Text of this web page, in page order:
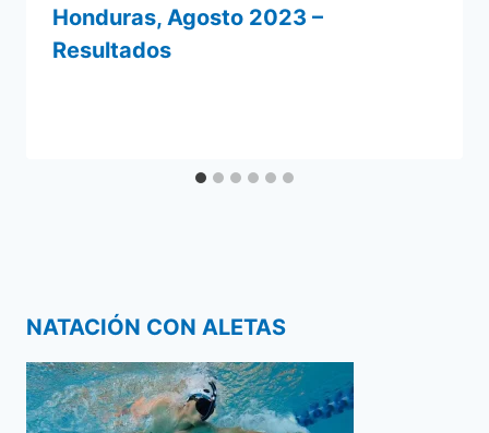
Honduras, Agosto 2023 –
Resultados
NATACIÓN CON ALETAS